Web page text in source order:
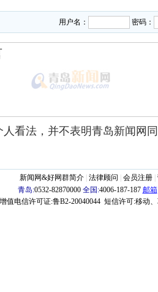
用户名： 密码：
人看法，并不表明青岛新闻网